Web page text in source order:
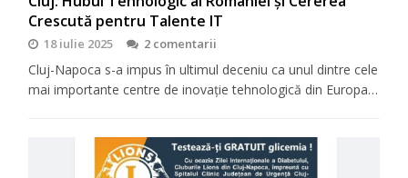
Crescută pentru Talente IT
18 iulie 2025 2 comentarii
Cluj-Napoca s-a impus în ultimul deceniu ca unul dintre cele
mai importante centre de inovație tehnologică din Europa…